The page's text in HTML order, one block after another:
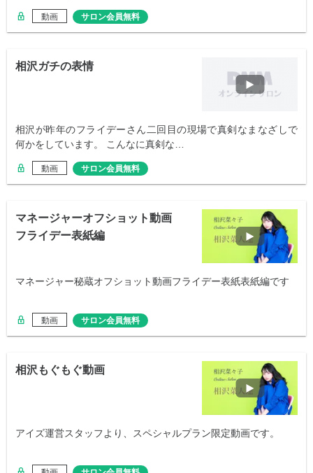
動画 サロン会員無料
相沢ガチの表情
相沢が昨年のフライデーさん二回目の現場で真剣なまなざしで
何かをしています。 こんなに真剣な…
動画 サロン会員無料
マネージャーオフショット動画
フライデー表紙編
マネージャー秘蔵オフショット動画フライデー表紙表紙編です
動画 サロン会員無料
相沢もぐもぐ動画
アイズ運営スタッフより、スペシャルプラン限定動画です。